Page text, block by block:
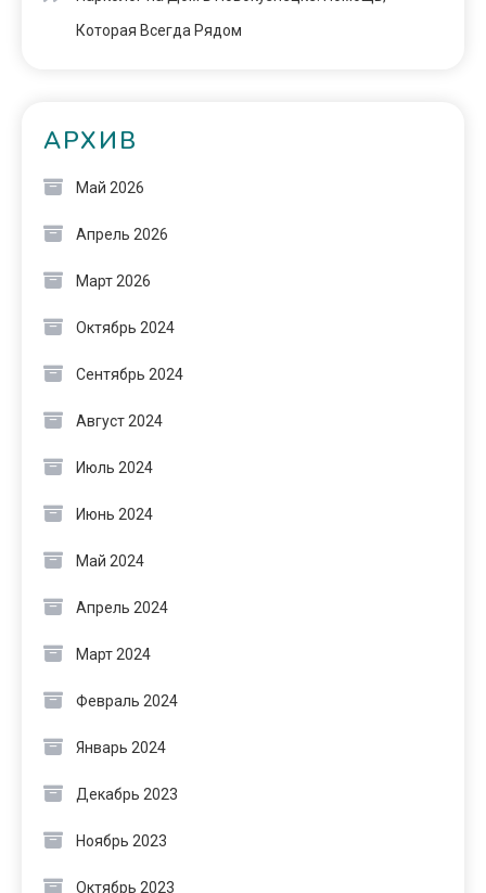
Которая Всегда Рядом
АРХИВ
Май 2026
Апрель 2026
Март 2026
Октябрь 2024
Сентябрь 2024
Август 2024
Июль 2024
Июнь 2024
Май 2024
Апрель 2024
Март 2024
Февраль 2024
Январь 2024
Декабрь 2023
Ноябрь 2023
Октябрь 2023